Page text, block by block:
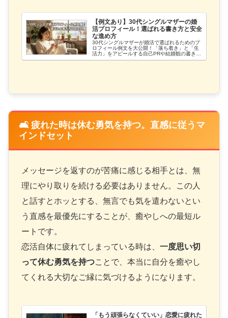
【例文あり】30代シングルマザーの婚
活プロフィール！選ばれる書き方と安全
な進め方
30代シングルマザーが婚活で選ばれるためのプ
ロフィール例文を大公開！「落ち着き」と「生
活力」をアピールする自己PRや結婚観の書き
方、NG表現を徹底解説します。忙しいシンママ
🛋️ 疲れた時は休む勇気を持つ。直感に従うマ
インドセット
メッセージを返すのが苦痛に感じる相手とは、無
理にやり取りを続ける必要はありません。この人
と話すとホッとする、無言でも気を遣わないとい
う直感を最優先にすることが、癒やしへの最短ル
ートです。
恋活自体に疲れてしまっている時は、 一度思い切
って休む勇気を持つことで、本当に自分を癒やし
てくれる大切なご縁に気づけるようになります。
「もう頑張らなくていい」恋愛に疲れた